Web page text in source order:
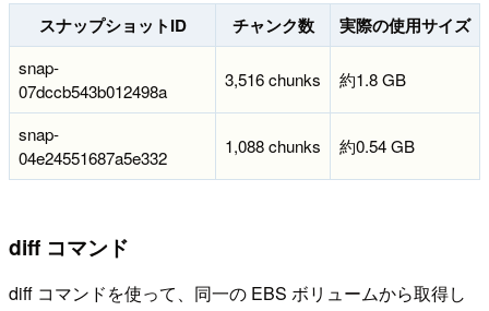
スナップショットID チャンク数 実際の使用サイズ
snap-
07dccb543b012498a
3,516 chunks 約1.8 GB
snap-
04e24551687a5e332
1,088 chunks 約0.54 GB
diff コマンド
diff コマンドを使って、同一の EBS ボリュームから取得し